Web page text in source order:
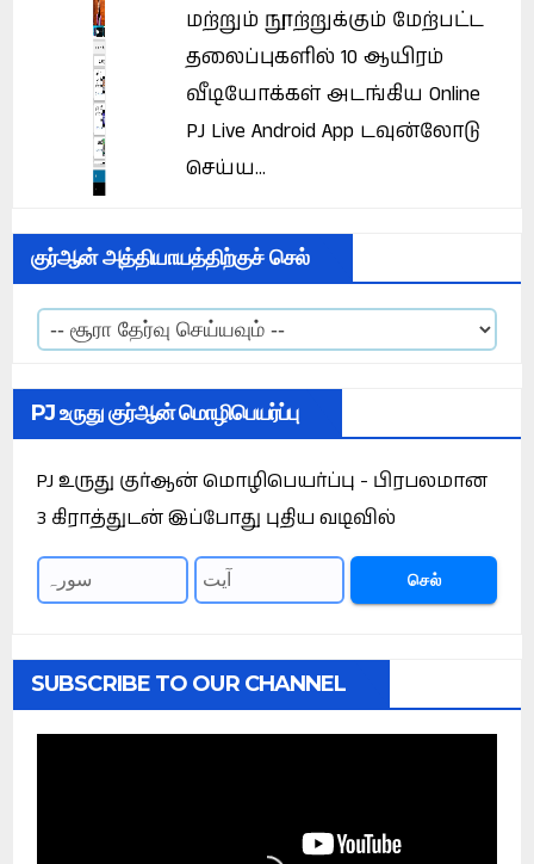
மற்றும் நூற்றுக்கும் மேற்பட்ட
தலைப்புகளில் 10 ஆயிரம்
வீடியோக்கள் அடங்கிய Online
PJ Live Android App டவுன்லோடு
செய்ய...
குர்ஆன் அத்தியாயத்திற்குச் செல்
PJ உருது குர்ஆன் மொழிபெயர்ப்பு
PJ உருது குர்ஆன் மொழிபெயர்ப்பு - பிரபலமான
3 கிராத்துடன் இப்போது புதிய வடிவில்
செல்
SUBSCRIBE TO OUR CHANNEL